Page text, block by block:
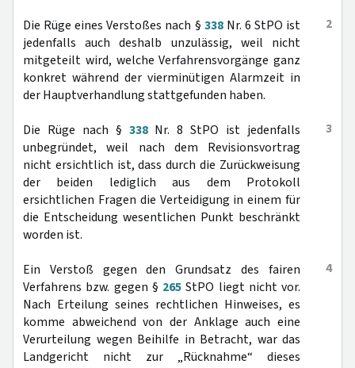
2
Die Rüge eines Verstoßes nach § 338Nr. 6 StPO ist
jedenfalls auch deshalb unzulässig, weil nicht
mitgeteilt wird, welche Verfahrensvorgänge ganz
konkret während der vierminütigen Alarmzeit in
der Hauptverhandlung stattgefunden haben.
3
Die Rüge nach § 338Nr. 8 StPO ist jedenfalls
unbegründet, weil nach dem Revisionsvortrag
nicht ersichtlich ist, dass durch die Zurückweisung
der beiden lediglich aus dem Protokoll
ersichtlichen Fragen die Verteidigung in einem für
die Entscheidung wesentlichen Punkt beschränkt
worden ist.
4
Ein Verstoß gegen den Grundsatz des fairen
Verfahrens bzw. gegen § 265 StPO liegt nicht vor.
Nach Erteilung seines rechtlichen Hinweises, es
komme abweichend von der Anklage auch eine
Verurteilung wegen Beihilfe in Betracht, war das
Landgericht nicht zur „Rücknahme“ dieses